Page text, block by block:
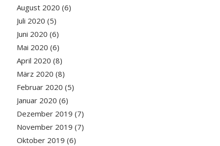
August 2020 (6)
Juli 2020 (5)
Juni 2020 (6)
Mai 2020 (6)
April 2020 (8)
März 2020 (8)
Februar 2020 (5)
Januar 2020 (6)
Dezember 2019 (7)
November 2019 (7)
Oktober 2019 (6)